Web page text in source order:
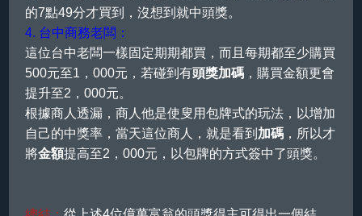
的7點49分才買到，沒想到就中頭獎。
4. 台中商務老闆：
這位台中老闆一樣固定期期都買，而且每期都至少購買
500元至1，000元，若碰到有頭獎加碼 ，購買金額更會
提升至2，000元。
根據商人透漏，商人他是使叟用包牌式的玩法，以增加
自己的中獎率，當天這位商人，就是看到 加碼 ，所以才
將金額提高至2，000元，以包牌的方式簽中了頭獎。